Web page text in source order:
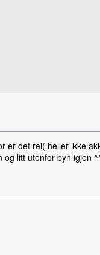
er det rei( heller ikke
litt utenfor byn